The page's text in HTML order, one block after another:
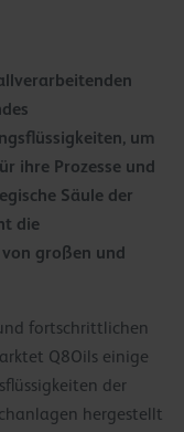
um
ihre Prozesse und
Säule der
die
großen und
fortschrittlichen
Q8Oils einige
der
hergestellt